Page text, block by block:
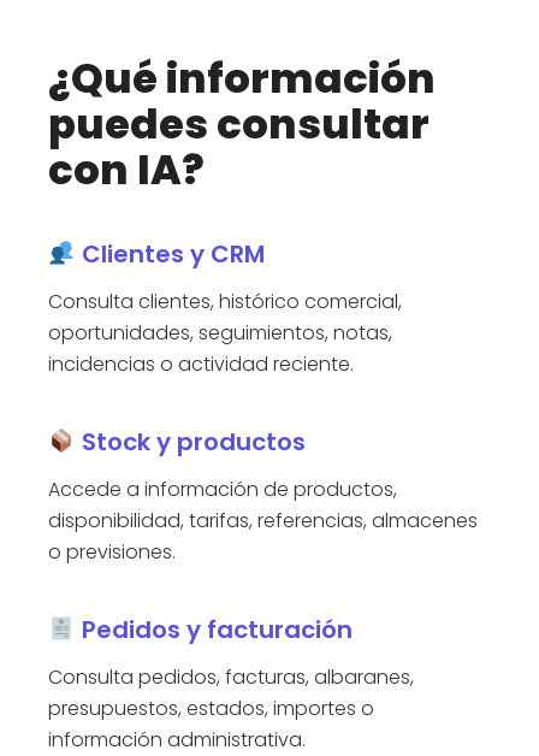
¿Qué información
puedes consultar
con IA?
Clientes y CRM
Consulta clientes, histórico comercial,
oportunidades, seguimientos, notas,
incidencias o actividad reciente.
Stock y productos
Accede a información de productos,
disponibilidad, tarifas, referencias, almacenes
o previsiones.
Pedidos y facturación
Consulta pedidos, facturas, albaranes,
presupuestos, estados, importes o
información administrativa.